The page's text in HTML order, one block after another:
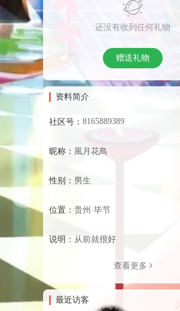
还没有收到任何礼物
赠送礼物
资料简介
社区号： 8165889389
昵称： 風月花鳥
性别： 男生
位置： 贵州·毕节
说明： 从前就很好
查看更多
最近访客